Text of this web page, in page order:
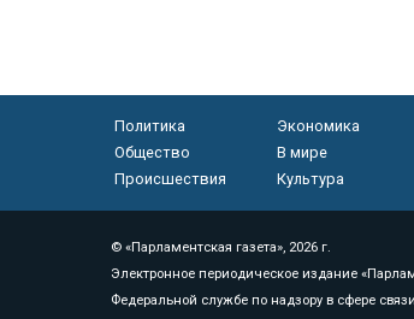
Политика
Экономика
Общество
В мире
Происшествия
Культура
© «Парламентская газета», 2026 г.
Электронное периодическое издание
Федеральной службе по надзору в сфере